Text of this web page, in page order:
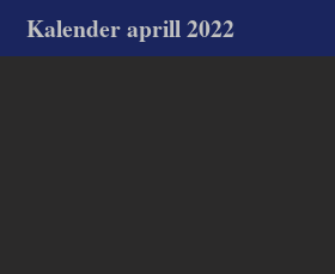
Kalender aprill 2022